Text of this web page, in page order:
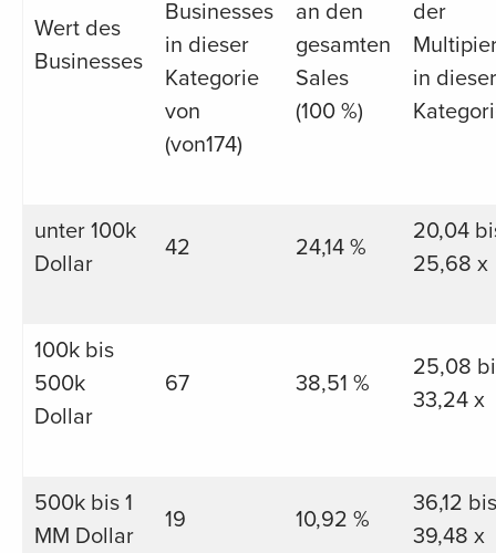
Wert des
Businesses
Businesses
in dieser
Kategorie
von
(von174)
an den
gesamten
Sales
(100 %)
der
in dieser
unter 100k
Dollar
42 24,14 %
20,04
25,68 x
100k bis
500k
Dollar
67 38,51 %
25,08
33,24 x
500k bis 1
MM Dollar
19 10,92 %
36,12 bis
39,48 x